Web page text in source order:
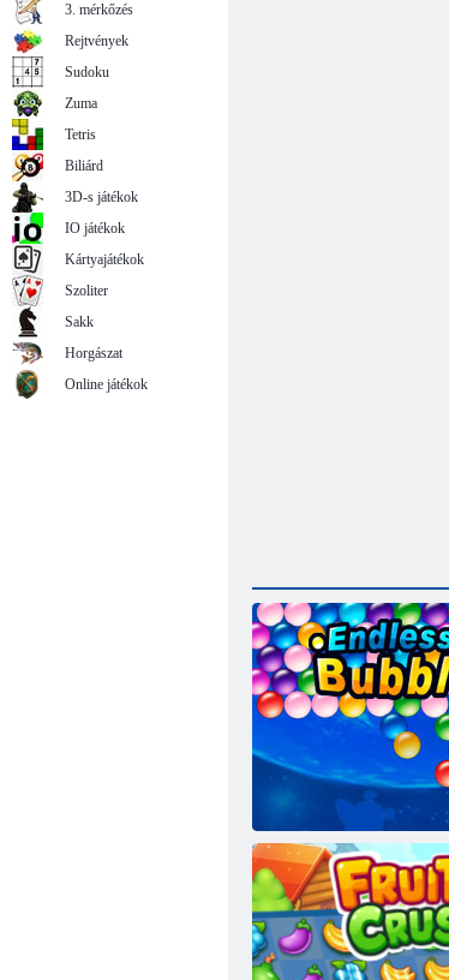
3. mérkőzés
Rejtvények
Sudoku
Zuma
Tetris
Biliárd
3D-s játékok
IO játékok
Kártyajátékok
Szoliter
Sakk
Horgászat
Online játékok